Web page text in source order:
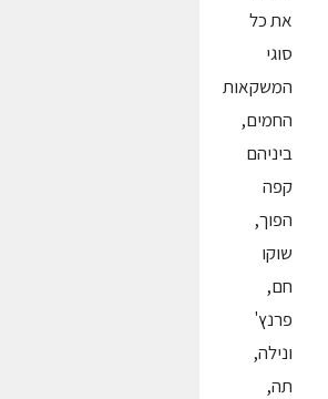
את כל
סוגי
המשקאות
החמים,
ביניהם
קפה
הפוך,
שוקו
חם,
פרנץ'
ונילה,
תה,